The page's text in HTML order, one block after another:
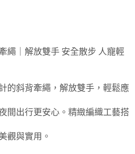
繩｜解放雙手 安全散步 人寵輕
的斜背牽繩，解放雙手，輕鬆應
間出行更安心。精緻編織工藝搭
觀與實用。